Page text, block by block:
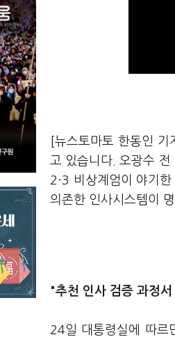
[뉴스토마토 한동인
고 있습니다. 오광수 전
2·3 비상계엄이 야기
의존한 인사시스템이
"추천 인사 검증 과정
24일 대통령실에 따르